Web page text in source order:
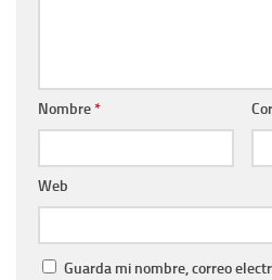
Nombre*
Web
Guarda mi nombre, correo